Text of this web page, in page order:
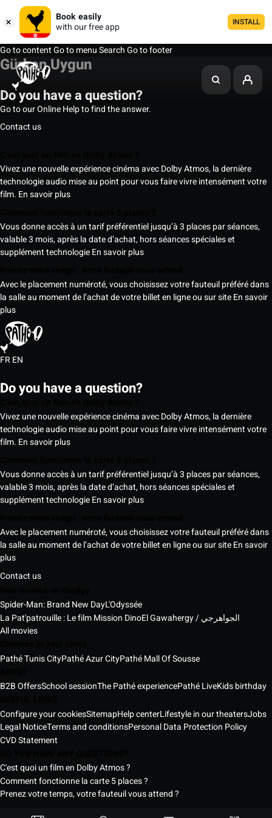
Book easily
with our free app
INSTALL
Go to contentGo to menuSearchGo to footer
Gürkan Uygun
Do you have a question?
Go to our Online Help to find the answer.
Contact us
Vivez une nouvelle expérience cinéma avec Dolby Atmos, la dernière
technologie audio mise au point pour vous faire vivre intensément votre
film. En savoir plus
Vous donne accès à un tarif préférentiel jusqu’à 3 places par séances,
valable 3 mois, après la date d’achat, hors séances spéciales et
supplément technologieEn savoir plus
Avec le placement numéroté, vous choisissez votre fauteuil préféré dans
la salle au moment de l’achat de votre billet en ligne ou sur siteEn savoir
plus
FREN
Do you have a question?
Vivez une nouvelle expérience cinéma avec Dolby Atmos, la dernière
technologie audio mise au point pour vous faire vivre intensément votre
film. En savoir plus
Vous donne accès à un tarif préférentiel jusqu’à 3 places par séances,
valable 3 mois, après la date d’achat, hors séances spéciales et
supplément technologieEn savoir plus
Avec le placement numéroté, vous choisissez votre fauteuil préféré dans
la salle au moment de l’achat de votre billet en ligne ou sur siteEn savoir
plus
Contact us
Spider-Man: Brand New DayL'Odyssée
La Pat'patrouille : Le film Mission Dino
El Gawahergy / الجواهرجي
All movies
Pathé Tunis CityPathé Azur CityPathé Mall Of Sousse
B2B OffersSchool sessionThe Pathé experiencePathé LiveKids birthday
Configure your cookiesSitemapHelp centerLifestyle in our theatersJobs
Legal NoticeTerms and conditionsPersonal Data Protection Policy
CVD Statement
C'est quoi un film en Dolby Atmos ?
Comment fonctionne la carte 5 places ?
Prenez votre temps, votre fauteuil vous attend ?